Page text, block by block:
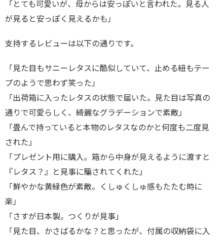
「とても可愛いが、母からは安っぽいと言われた。見る人
が見ると安っぽく見えるかも」
支持するレビューは以下の通りです。
「見た目もサニーレタスに酷似していて、止める紐もテー
プのようで思わず笑った」
「出荷箱に入ったレタスの状態で届いた。見た目は写真の
通りで可愛らしく、綺麗なグラデーションで素敵」
「畳んで持っていると本物のレタスなのかと何度も二度見
された」
「プレゼント用に購入。箱から中身が見えるように渡すと
『レタス？』と見事に騙されてくれた」
「鮮やかな黄緑色が素敵。くしゅくしゅ感もたたむ時に
楽」
「さすが日本製。つくりが見事」
「見た目、かさばるかな？と思ったが、付属の収納袋に入